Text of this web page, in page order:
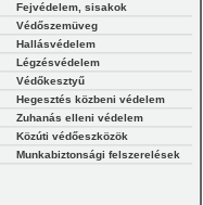
Fejvédelem, sisakok
Védőszemüveg
Hallásvédelem
Légzésvédelem
Védőkesztyű
Hegesztés közbeni védelem
Zuhanás elleni védelem
Közúti védőeszközök
Munkabiztonsági felszerelések